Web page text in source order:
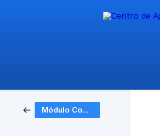
Módulo Contábil